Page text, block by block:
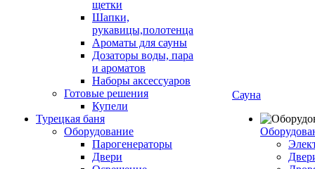
щетки
Шапки,
рукавицы,полотенца
Ароматы для сауны
Дозаторы воды, пара
и ароматов
Наборы аксессуаров
Готовые решения
Купели
Турецкая баня
Оборудование
Парогенераторы
Двери
Сауна